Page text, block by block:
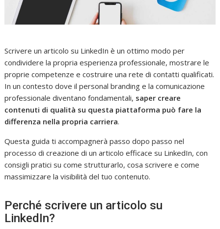
Scrivere un articolo su LinkedIn è un ottimo modo per
condividere la propria esperienza professionale, mostrare le
proprie competenze e costruire una rete di contatti qualificati.
In un contesto dove il personal branding e la comunicazione
professionale diventano fondamentali, saper creare
contenuti di qualità su questa piattaforma può fare la
differenza nella propria carriera.
Questa guida ti accompagnerà passo dopo passo nel
processo di creazione di un articolo efficace su LinkedIn, con
consigli pratici su come strutturarlo, cosa scrivere e come
massimizzare la visibilità del tuo contenuto.
Perché scrivere un articolo su
LinkedIn?